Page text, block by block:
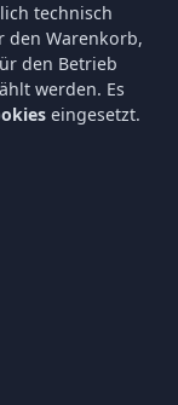
technisch
den Warenkorb,
den Betrieb
werden. Es
eingesetzt.